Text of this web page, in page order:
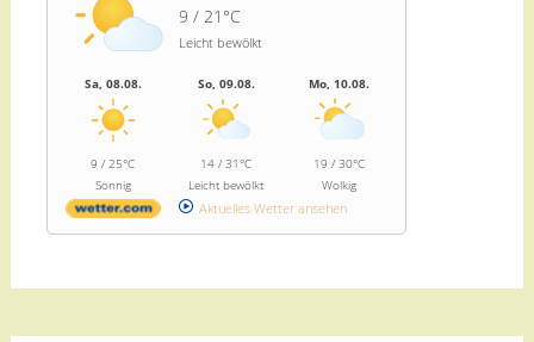
9 / 21°C
Leicht bewölkt
Sa, 08.08.
9 / 25°C
Sonnig
So, 09.08.
14 / 31°C
Leicht bewölkt
Mo, 10.08.
19 / 30°C
Wolkig
Aktuelles Wetter ansehen